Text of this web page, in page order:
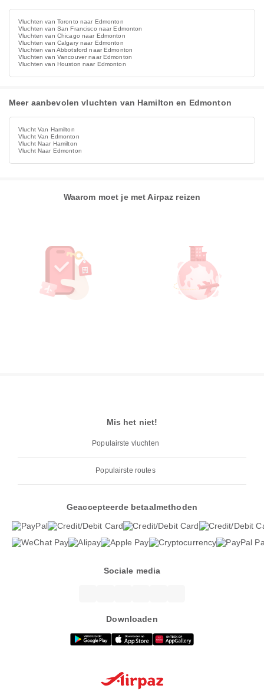
Vluchten van Toronto naar Edmonton
Vluchten van San Francisco naar Edmonton
Vluchten van Chicago naar Edmonton
Vluchten van Calgary naar Edmonton
Vluchten van Abbotsford naar Edmonton
Vluchten van Vancouver naar Edmonton
Vluchten van Houston naar Edmonton
Meer aanbevolen vluchten van Hamilton en Edmonton
Vlucht Van Hamilton
Vlucht Van Edmonton
Vlucht Naar Hamilton
Vlucht Naar Edmonton
Waarom moet je met Airpaz reizen
Mis het niet!
Populairste vluchten
Populairste routes
Geaccepteerde betaalmethoden
Sociale media
Downloaden